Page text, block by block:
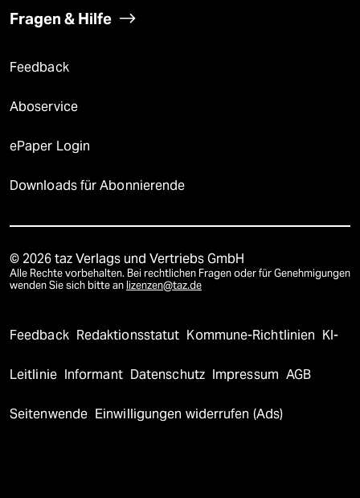
Fragen & Hilfe
Feedback
Aboservice
ePaper Login
Downloads für Abonnierende
© 2026 taz Verlags und Vertriebs GmbH
Alle Rechte vorbehalten. Bei rechtlichen Fragen oder für Genehmigungen
wenden Sie sich bitte an lizenzen@taz.de
Feedback Redaktionsstatut Kommune-Richtlinien KI-
Leitlinie Informant Datenschutz Impressum AGB
Seitenwende Einwilligungen widerrufen (Ads)